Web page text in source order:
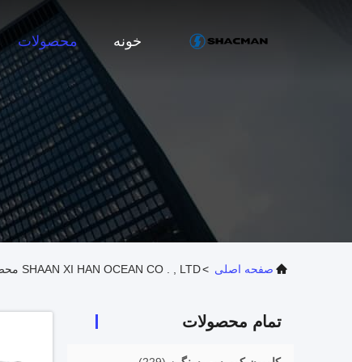
خونه محصولات
صفحه اصلی >SHAAN XI HAN OCEAN CO . , LTD محصولات آنلاین
تمام محصولات